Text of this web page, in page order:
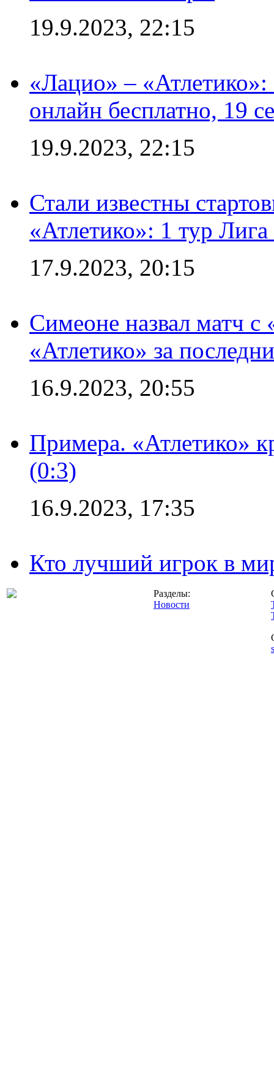
19.9.2023, 22:15
«Лацио» –
онлайн бесплатно, 19
19.9.2023, 22:15
Стали известны
«Атлетико»: 1 тур
17.9.2023, 20:15
Симеоне назвал матч
«Атлетико» за
16.9.2023, 20:55
Примера. «Атлетико»
(0:3)
16.9.2023, 17:35
Кто лучший игрок в
Разделы:
Новости